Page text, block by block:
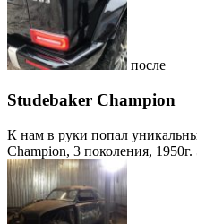
после
Studebaker Champion
К нам в руки попал
Champion, 3 поколения, 1950г.